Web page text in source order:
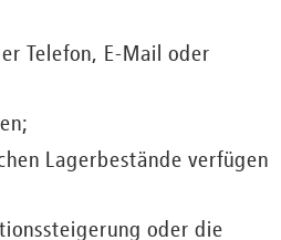
Telefon, E-Mail oder
Lagerbestände verfügen
oder die